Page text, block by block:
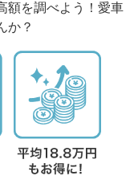
額を調べよう！愛車
か？